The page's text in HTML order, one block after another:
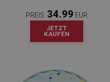
PREIS: 34.99 EUR
JETZT
KAUFEN